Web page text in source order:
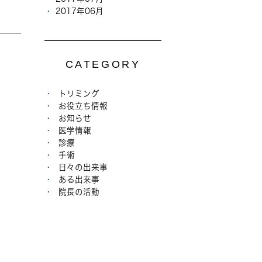
2017年06月
CATEGORY
トリミング
お役立ち情報
お知らせ
医学情報
診療
手術
日々の出来事
ある出来事
院長の活動